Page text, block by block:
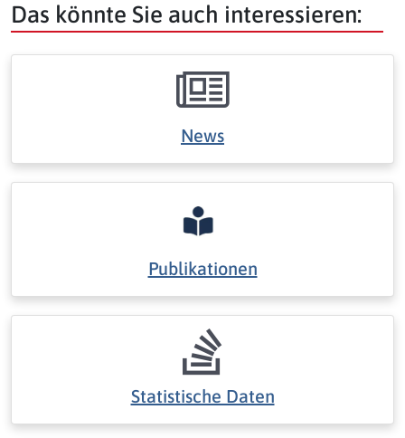
Das könnte Sie auch interessieren:
News
Publikationen
Statistische Daten